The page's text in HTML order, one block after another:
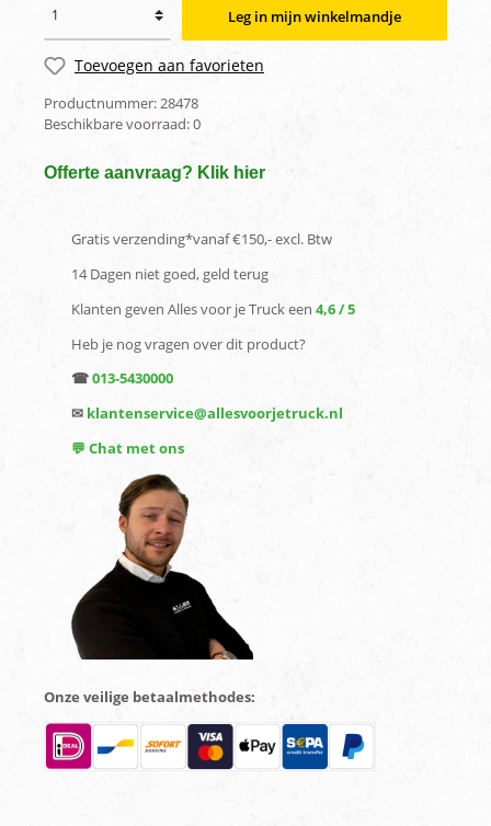
Leg in mijn winkelmandje
Toevoegen aan favorieten
Productnummer:28478
Beschikbare voorraad:0
Offerte aanvraag? Klik hier
Gratis verzending*vanaf €150,- excl. Btw
14 Dagen niet goed, geld terug
Klanten geven Alles voor je Truck een 4,6 / 5
Heb je nog vragen over dit product?
☎013-5430000
✉ klantenservice@allesvoorjetruck.nl
💬 Chat met ons
Onze veilige betaalmethodes: